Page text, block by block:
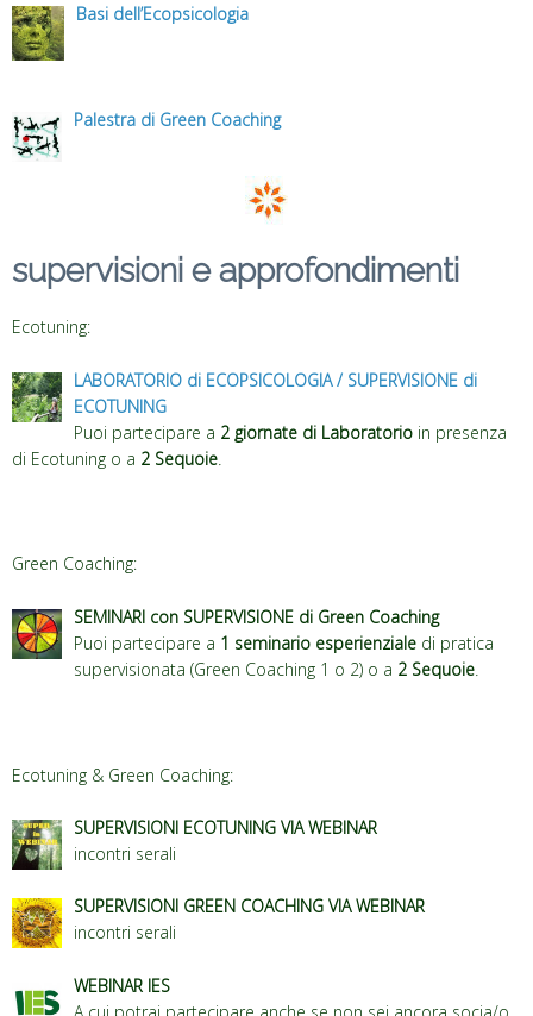
Basi dell’Ecopsicologia
Palestra di Green Coaching
supervisioni e approfondimenti
Ecotuning:
LABORATORIO di ECOPSICOLOGIA / SUPERVISIONE di
ECOTUNING
Puoi partecipare a 2 giornate di Laboratorio in presenza
di Ecotuning o a 2 Sequoie
Green Coaching:
SEMINARI con SUPERVISIONE di Green Coaching
Puoi partecipare a 1 seminario esperienziale di pratica
supervisionata (Green Coaching 1 o 2) o a 2 Sequoie
Ecotuning & Green Coaching:
SUPERVISIONI ECOTUNING VIA WEBINAR
incontri serali
SUPERVISIONI GREEN COACHING VIA WEBINAR
incontri serali
WEBINAR IES